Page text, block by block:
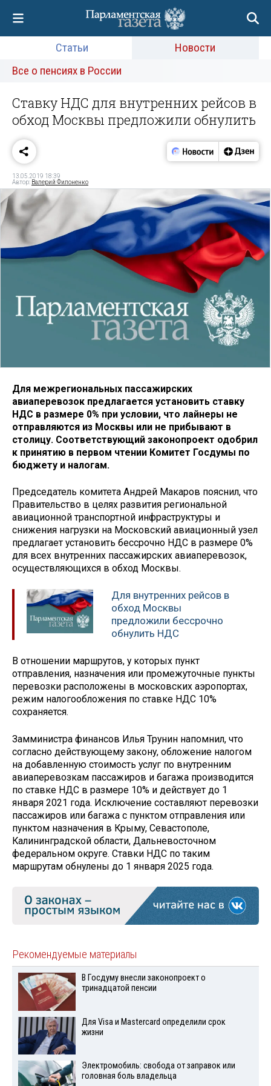
Статьи
Новости
Все о пенсиях в России
Ставку НДС для внутренних рейсов в
обход Москвы предложили обнулить
13.05.2019 18:39
Автор: Валерий Филоненко
Для межрегиональных пассажирских
авиаперевозок предлагается установить ставку
НДС в размере 0% при условии, что лайнеры не
отправляются из Москвы или не прибывают в
столицу. Соответствующий законопроект одобрил
к принятию в первом чтении Комитет Госдумы по
бюджету и налогам.
Председатель комитета Андрей Макаров пояснил, что
Правительство в целях развития региональной
авиационной транспортной инфраструктуры и
снижения нагрузки на Московский авиационный узел
предлагает установить бессрочно НДС в размере 0%
для всех внутренних пассажирских авиаперевозок,
осуществляющихся в обход Москвы.
Для внутренних рейсов в
обход Москвы
предложили бессрочно
обнулить НДС
В отношении маршрутов, у которых пункт
отправления, назначения или промежуточные пункты
перевозки расположены в московских аэропортах,
режим налогообложения по ставке НДС 10%
сохраняется.
Замминистра финансов Илья Трунин напомнил, что
согласно действующему закону, обложение налогом
на добавленную стоимость услуг по внутренним
авиаперевозкам пассажиров и багажа производится
по ставке НДС в размере 10% и действует до 1
января 2021 года. Исключение составляют перевозки
пассажиров или багажа с пунктом отправления или
пунктом назначения в Крыму, Севастополе,
Калининградской области, Дальневосточном
федеральном округе. Ставки НДС по таким
маршрутам обнулены до 1 января 2025 года.
Рекомендуемые материалы
В Госдуму внесли законопроект о
тринадцатой пенсии
Для Visа и Mastercard определили срок
жизни
Электромобиль: свобода от заправок или
головная боль владельца